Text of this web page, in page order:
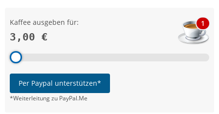
Kaffee ausgeben für:
3,00 €
1
Per Paypal unterstützen*
*Weiterleitung zu PayPal.Me